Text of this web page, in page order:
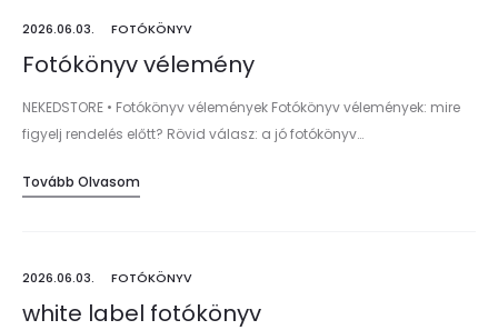
2026.06.03. FOTÓKÖNYV
Fotókönyv vélemény
NEKEDSTORE • Fotókönyv vélemények Fotókönyv vélemények: mire
figyelj rendelés előtt? Rövid válasz: a jó fotókönyv…
Tovább Olvasom
2026.06.03. FOTÓKÖNYV
white label fotókönyv